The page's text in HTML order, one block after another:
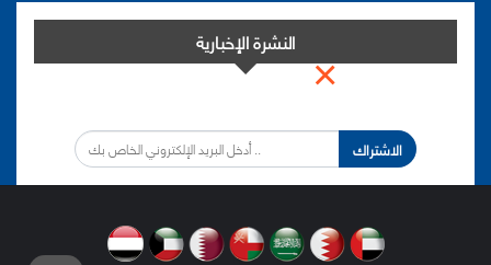
النشرة الإخبارية
الاشتراك
×